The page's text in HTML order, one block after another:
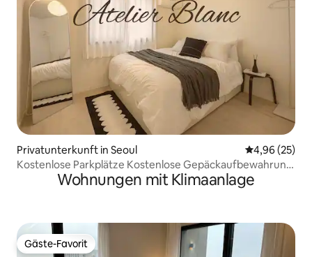
Privatunterkunft in Seoul
4,96 (25)
Kostenlose Parkplätze Kostenlose Gepäckaufbewahrung
l COEX KSPO l Seolleung Station Seolleung Station
Wohnungen mit Klimaanlage
Gäste-Favorit
Gäste-Favorit